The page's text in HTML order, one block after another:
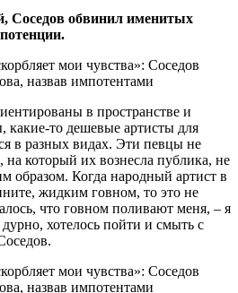
Соседов обвинил именитых
в пространстве и
какие-то дешевые артисты для
в разных видах. Эти певцы не
который их вознесла публика, не
образом. Когда народный артист в
жидким говном, то это не
что говном поливают меня, – я
хотелось пойти и смыть с